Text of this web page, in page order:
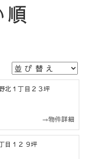
北１丁目２３坪
→物件詳細
目１２９坪